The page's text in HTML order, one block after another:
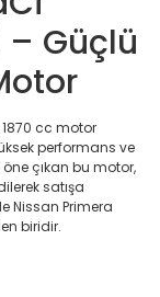
– Güçlü
1870 cc motor
performans ve
çıkan bu motor,
satışa
Nissan Primera
biridir.